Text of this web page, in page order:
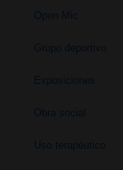
Open Mic
Grupo deportivo
Exposiciones
Obra social
Uso terapéutico